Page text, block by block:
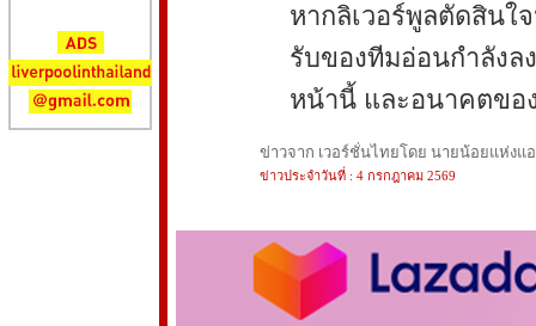
หากลิเวอร์พูลตัดสินใ
รับของทีมอ่อนกำลังล
หน้านี้ และอนาคตขอ
ข่าวจาก เวอร์ชั่นไทยโดย นายน้อยแห่งแ
ข่าวประจำวันที่ : 4 กรกฎาคม 2569